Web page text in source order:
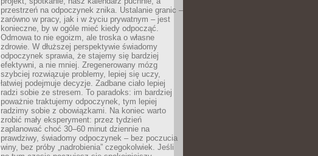
przestrzeń na odpoczynek znika. Ustalanie granic –
zarówno w pracy, jak i w życiu prywatnym – jest
konieczne, by w ogóle mieć kiedy odpocząć.
Odmowa to nie egoizm, ale troska o własne
zdrowie. W dłuższej perspektywie świadomy
odpoczynek sprawia, że stajemy się bardziej
efektywni, a nie mniej. Zregenerowany mózg
szybciej rozwiązuje problemy, lepiej się uczy,
łatwiej podejmuje decyzje. Zadbane ciało lepiej
radzi sobie ze stresem. To paradoks: im bardziej
poważnie traktujemy odpoczynek, tym lepiej
radzimy sobie z obowiązkami. Na koniec warto
zrobić mały eksperyment: przez tydzień
zaplanować choć 30–60 minut dziennie na
prawdziwy, świadomy odpoczynek – bez poczucia
winy, bez próby „nadrobienia” czegokolwiek. Jeśli